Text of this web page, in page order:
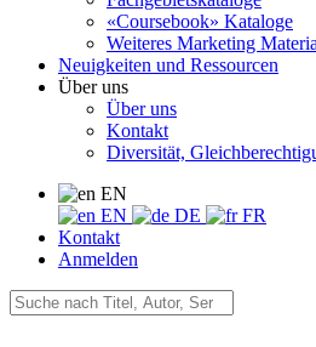
«Coursebook» Kataloge
Weiteres Marketing
Neuigkeiten und Ressourcen
Über uns
Über uns
Kontakt
Diversität,
EN
EN
DE
FR
Kontakt
Anmelden